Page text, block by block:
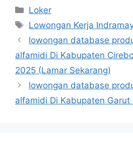
Kategori
Loker
Tag
Lowongan Kerja
lowongan database
alfamidi Di Kabupaten
2025 (Lamar Sekarang)
lowongan database
alfamidi Di Kabupaten